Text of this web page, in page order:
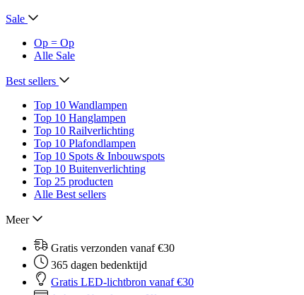
Sale
Op = Op
Alle Sale
Best sellers
Top 10 Wandlampen
Top 10 Hanglampen
Top 10 Railverlichting
Top 10 Plafondlampen
Top 10 Spots & Inbouwspots
Top 10 Buitenverlichting
Top 25 producten
Alle Best sellers
Meer
Gratis verzonden vanaf €30
365 dagen bedenktijd
Gratis LED-lichtbron vanaf €30